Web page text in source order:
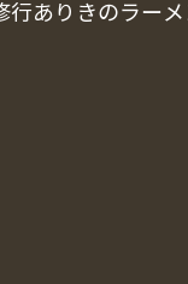
ありきのラー